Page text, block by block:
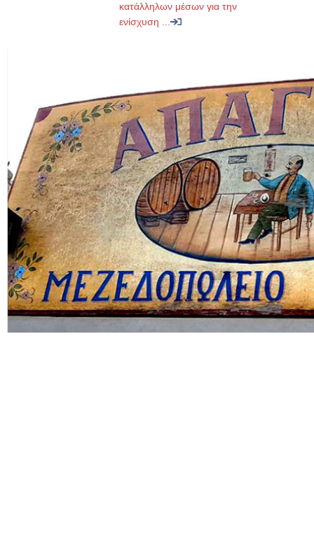
κατάλληλων μέσων για την
ενίσχυση ...